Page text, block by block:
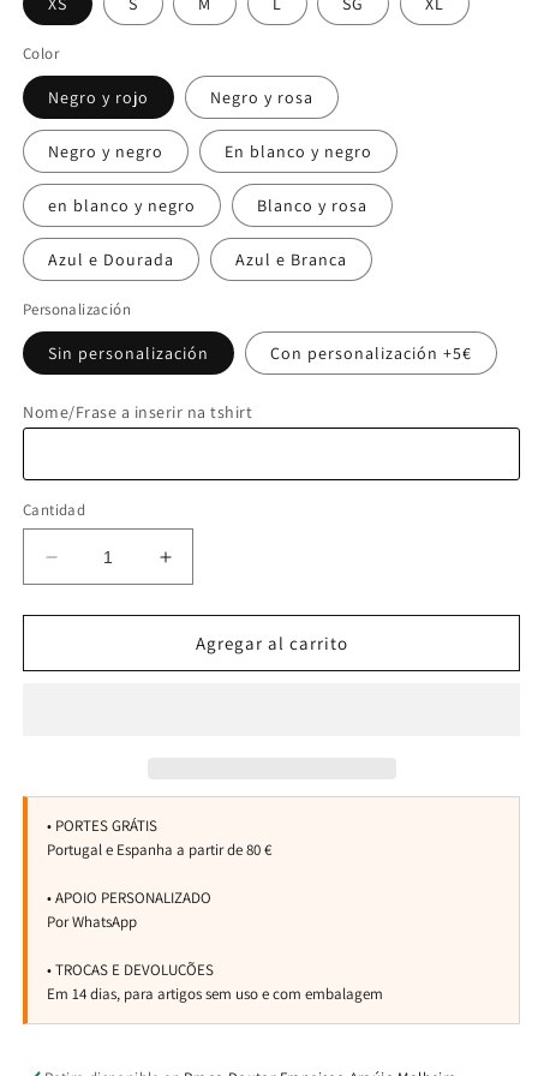
Color
Negro y rojo Negro y rosa
Negro y negro En blanco y negro
en blanco y negro Blanco y rosa
Azul e Dourada Azul e Branca
Personalización
Sin personalización Con personalización +5€
Nome/Frase a inserir na tshirt
Cantidad
Reducir
cantidad
para
de
Aumentar
cantidad
para
Camiseta
de
Agregar al carrito